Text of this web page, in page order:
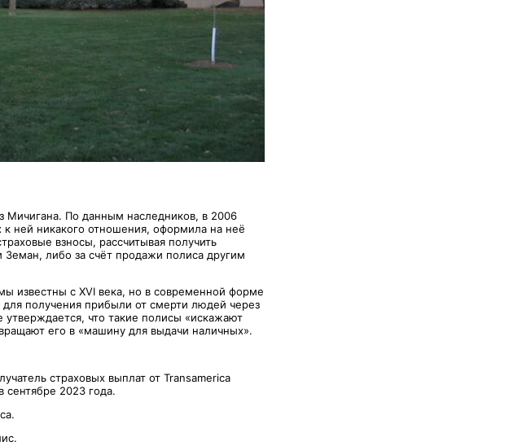
Мичигана. По данным наследников, в 2006
ней никакого отношения, оформила на неё
взносы, рассчитывая получить
либо за счёт продажи полиса другим
известны с XVI века, но в современной форме
получения прибыли от смерти людей через
что такие полисы «искажают
его в «машину для выдачи наличных».
страховых выплат от Transamerica
сентябре 2023 года.